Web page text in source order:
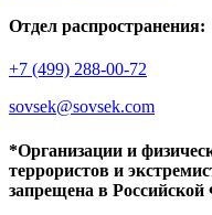
Отдел распространения:
+7 (499) 288-00-72
sovsek@sovsek.com
*Организации и
террористов и
запрещена в